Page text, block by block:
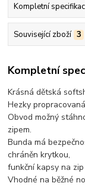
Kompletní
Související zboží 3
Kompletní
Krásná dětská
Hezky
Obvod možný
zipem.
Bunda má
chráněn krytkou,
funkční kapsy na zip
Vhodné na běžné